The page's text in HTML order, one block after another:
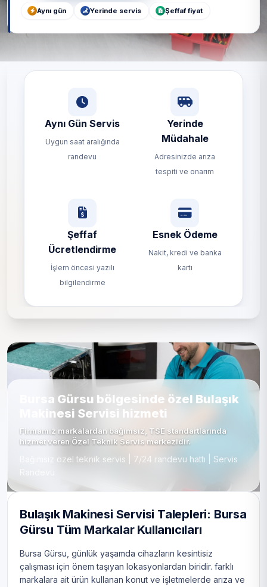
Aynı gün Yerinde servis Şeffaf fiyat
Aynı Gün Servis
Uygun saat aralığında
randevu
Yerinde
Müdahale
Adresinizde arıza
tespiti ve onarım
Şeffaf
Ücretlendirme
İşlem öncesi yazılı
bilgilendirme
Esnek Ödeme
Nakit, kredi ve banka
kartı
Bursa Gürsu bölgesinde özel Bulaşık
Makinesi Servisi hizmeti
Firmamız markalardan bağımsız, TSE standartlarında
hizmet veren Özel Teknik Servis merkezidir.
Bağımsız özel teknik servis | 7/24 randevu hattı | Servis
Bulaşık Makinesi Servisi Talepleri: Bursa
Gürsu Tüm Markalar Kullanıcıları
Bursa Gürsu, günlük yaşamda cihazların kesintisiz
çalışması için önem taşıyan lokasyonlardan biridir. farklı
markalara ait ürün kullanan konut ve işletmelerde arıza ve